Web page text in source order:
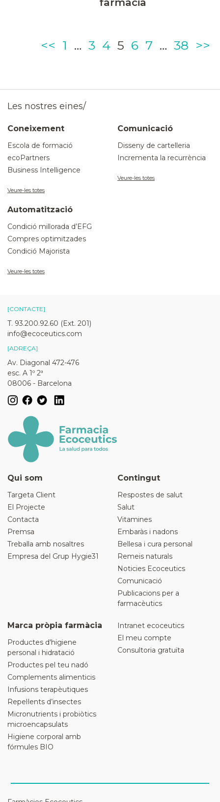
<< Page
1 … Page
3 Page
4 Page
5 Page
6 Page
7 … Page
38 >>
Les nostres eines/
Coneixement
Escola de formació
ecoPartners
Business Intelligence
Veure-les totes
Comunicació
Disseny de cartelleria
Incrementa la recurrència
Veure-les totes
Automatització
Condició millorada d’EFG
Compres optimitzades
Condició Majorista
Veure-les totes
[CONTACTE]
T. 93.200.92.60 (Ext. 201)
info@ecoceutics.com
[ADREÇA]
Av. Diagonal 472-476
esc. A 1º 2ª
08006 - Barcelona
Qui som
Targeta Client
El Projecte
Contacta
Premsa
Treballa amb nosaltres
Empresa del Grup Hygie31
Contingut
Respostes de salut
Salut
Vitamines
Embaràs i nadons
Bellesa i cura personal
Remeis naturals
Noticies Ecoceutics
Comunicació
Publicacions per a
farmacèutics
Marca pròpia farmàcia
Productes d'higiene
personal i hidratació
Productes pel teu nadó
Complements alimenticis
Infusions terapèutiques
Repel·lents d’insectes
Micronutrients i probiòtics
microencapsulats
Higiene corporal amb
fórmules BIO
Intranet ecoceutics
El meu compte
Consultoria gratuïta